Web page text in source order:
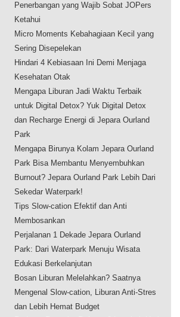
Penerbangan yang Wajib Sobat JOPers
Ketahui
Micro Moments Kebahagiaan Kecil yang
Sering Disepelekan
Hindari 4 Kebiasaan Ini Demi Menjaga
Kesehatan Otak
Mengapa Liburan Jadi Waktu Terbaik
untuk Digital Detox? Yuk Digital Detox
dan Recharge Energi di Jepara Ourland
Park
Mengapa Birunya Kolam Jepara Ourland
Park Bisa Membantu Menyembuhkan
Burnout? Jepara Ourland Park Lebih Dari
Sekedar Waterpark!
Tips Slow-cation Efektif dan Anti
Membosankan
Perjalanan 1 Dekade Jepara Ourland
Park: Dari Waterpark Menuju Wisata
Edukasi Berkelanjutan
Bosan Liburan Melelahkan? Saatnya
Mengenal Slow-cation, Liburan Anti-Stres
dan Lebih Hemat Budget